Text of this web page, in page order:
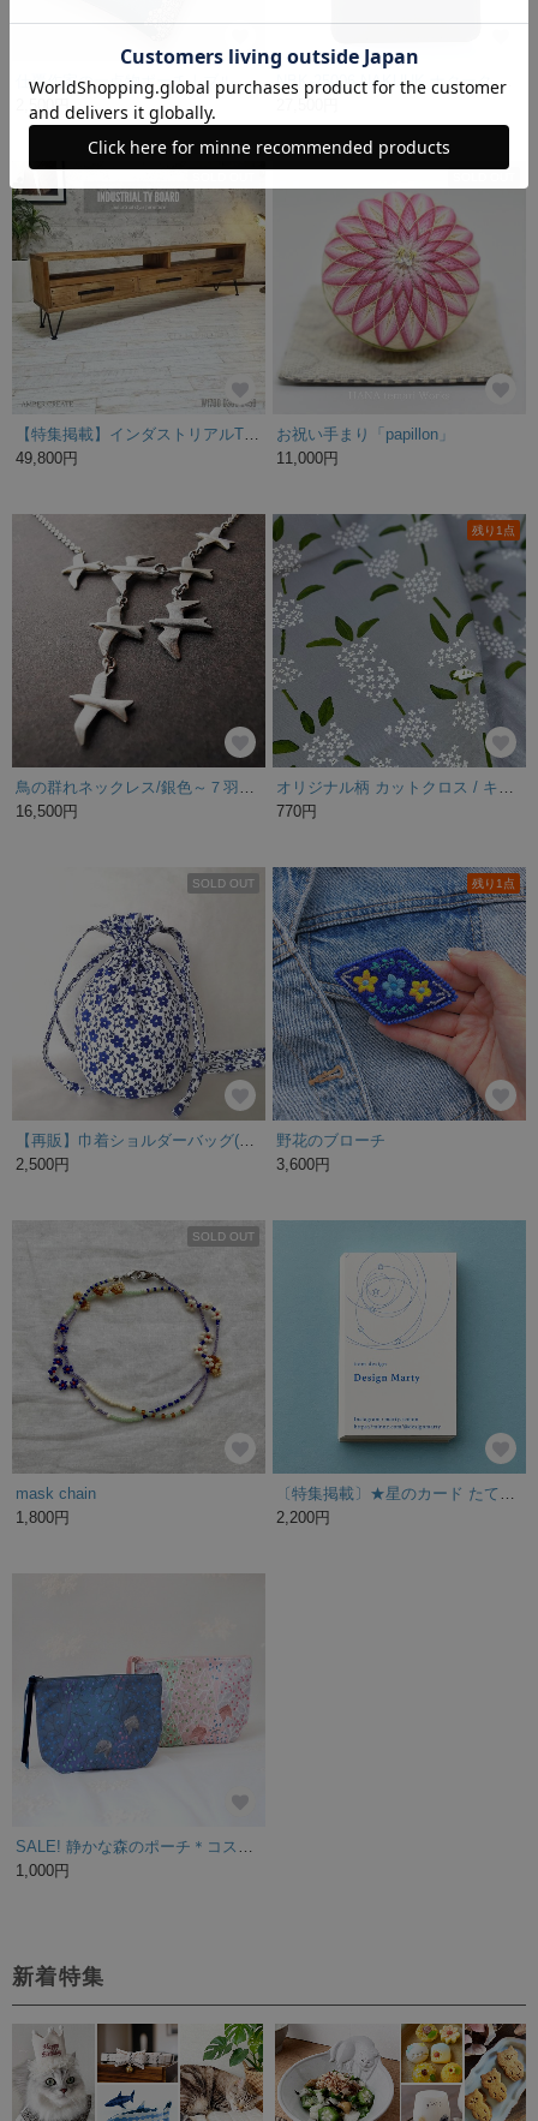
仕覆作家の一点物ポーチ｜ブルーグレー｜マスクケース・コスメポーチ
2,500円
NBK-25006 NAKUUK ナクーク 小型 トートバッグ 牛革
49,800円
お祝い手まり「papillon」
11,000円
16,500円
残り1点
770円
SOLD OUT
2,500円
残り1点
野花のブローチ
3,600円
SOLD OUT
mask chain
1,800円
2,200円
1,000円
新着特集